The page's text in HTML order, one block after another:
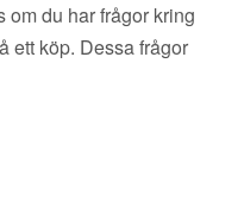
om du har frågor kring
ett köp. Dessa frågor